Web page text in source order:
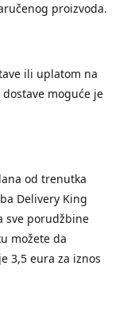
proizvoda.
ili uplatom na
moguće je
od trenutka
Delivery King
sve porudžbine
možete da
3,5 eura za iznos